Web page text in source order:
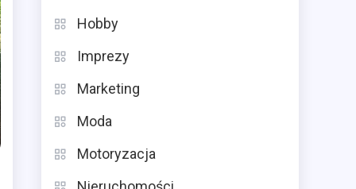
Hobby
Imprezy
Marketing
Moda
Motoryzacja